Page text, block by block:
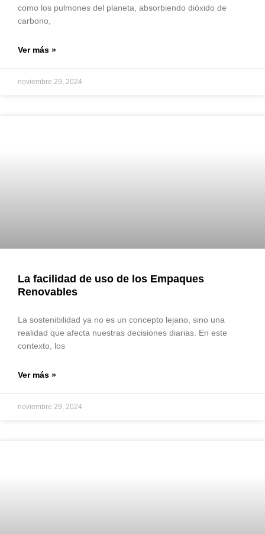
como los pulmones del planeta, absorbiendo dióxido de
carbono,
Ver más »
noviembre 29, 2024
La facilidad de uso de los Empaques
Renovables
La sostenibilidad ya no es un concepto lejano, sino una
realidad que afecta nuestras decisiones diarias. En este
contexto, los
Ver más »
noviembre 29, 2024